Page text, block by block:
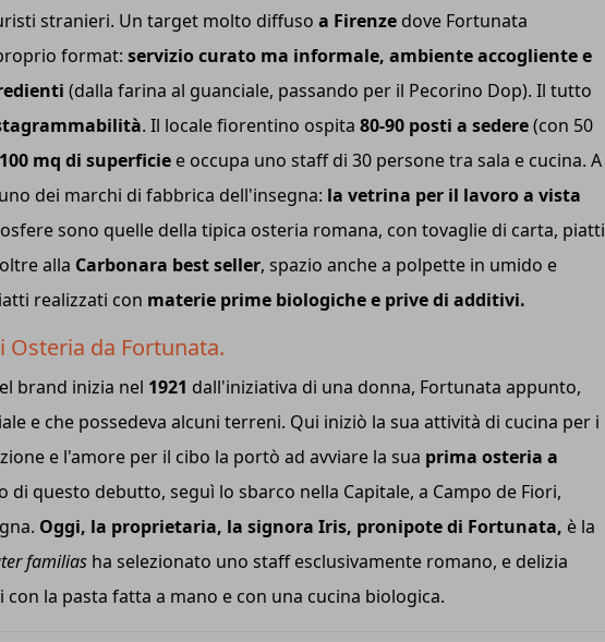
stranieri. Un target molto diffuso a Firenze dove Fortunata
format: servizio curato ma informale, ambiente accogliente e
(dalla farina al guanciale, passando per il Pecorino Dop). Il tutto
. Il locale fiorentino ospita 80-90 posti a sedere(con 50
100 mq di superficie e occupa uno staff di 30 persone tra sala e cucina. A
dei marchi di fabbrica dell'insegna: la vetrina per il lavoro a vista
sono quelle della tipica osteria romana, con tovaglie di carta, piatti
oltre alla Carbonara best seller, spazio anche a polpette in umido e
realizzati con materie prime biologiche e prive di additivi.
Osteria da Fortunata.
brand inizia nel 1921 dall'iniziativa di una donna, Fortunata appunto,
e che possedeva alcuni terreni. Qui iniziò la sua attività di cucina per i
e l'amore per il cibo la portò ad avviare la sua prima osteria a
di questo debutto, seguì lo sbarco nella Capitale, a Campo de Fiori,
Oggi, la proprietaria, la signora Iris, pronipote di Fortunata, è la
familias ha selezionato uno staff esclusivamente romano, e delizia
la pasta fatta a mano e con una cucina biologica.